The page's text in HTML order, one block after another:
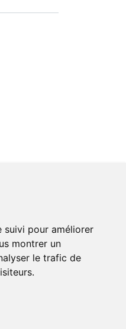
suivi pour améliorer
montrer un
le trafic de
avec